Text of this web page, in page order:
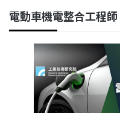
電動車機電整合工程師